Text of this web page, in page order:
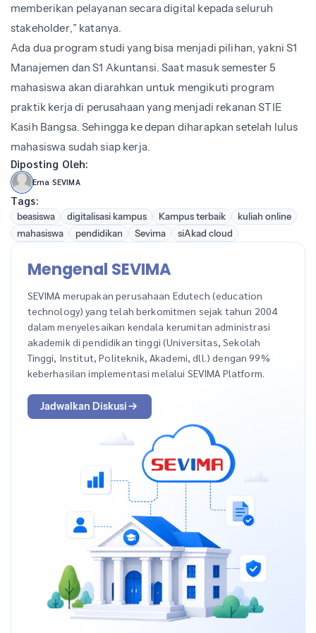
memberikan pelayanan secara digital kepada seluruh
stakeholder,” katanya.
Ada dua program studi yang bisa menjadi pilihan, yakni S1
Manajemen dan S1 Akuntansi. Saat masuk semester 5
mahasiswa akan diarahkan untuk mengikuti program
praktik kerja di perusahaan yang menjadi rekanan STIE
Kasih Bangsa. Sehingga ke depan diharapkan setelah lulus
mahasiswa sudah siap kerja.
Diposting Oleh:
Erna SEVIMA
Tags:
beasiswa digitalisasi kampus Kampus terbaik
kuliah online
mahasiswa
pendidikan Sevima siAkad cloud
Mengenal SEVIMA
SEVIMA merupakan perusahaan Edutech (education
technology) yang telah berkomitmen sejak tahun 2004
dalam menyelesaikan kendala kerumitan administrasi
akademik di pendidikan tinggi (Universitas, Sekolah
Tinggi, Institut, Politeknik, Akademi, dll.) dengan 99%
keberhasilan implementasi melalui SEVIMA Platform.
Jadwalkan Diskusi